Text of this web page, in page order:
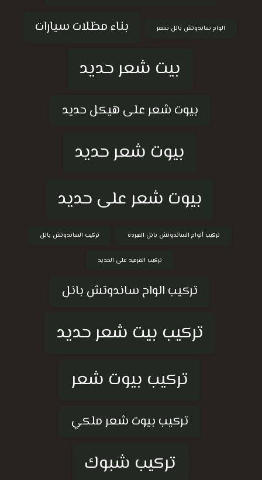
الواح ساندوتش بانل سعر بناء مظلات سيارات
بيت شعر حديد
بيوت شعر على هيكل حديد
بيوت شعر حديد
بيوت شعر على حديد
تركيب ألواح الساندوتش بانل المبردة تركيب الساندوتش بانل
تركيب القرميد على الحديد
تركيب الواح ساندوتش بانل
تركيب بيت شعر حديد
تركيب بيوت شعر
تركيب بيوت شعر ملكي
تركيب شبوك